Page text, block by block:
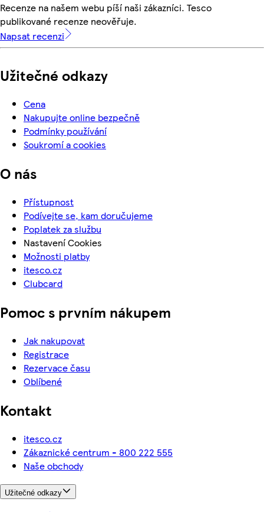
Recenze na našem webu píší naši zákazníci. Tesco
publikované recenze neověřuje.
Napsat recenzi
Užitečné odkazy
Cena
Nakupujte online bezpečně
Podmínky používání
Soukromí a cookies
O nás
Přístupnost
Podívejte se, kam doručujeme
Poplatek za službu
Nastavení Cookies
Možnosti platby
itesco.cz
Clubcard
Pomoc s prvním nákupem
Jak nakupovat
Registrace
Rezervace času
Oblíbené
Kontakt
itesco.cz
Zákaznické centrum - 800 222 555
Naše obchody
Užitečné odkazy